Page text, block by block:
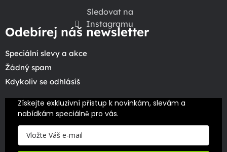
Sledovat na
Instagramu
Odebírej náš newsletter
Speciální slevy a akce
Žádný spam
Kdykoliv se odhlásíš
Získejte exkluzivní přístup k novinkám, slevám a
nabídkám speciálně pro vás.